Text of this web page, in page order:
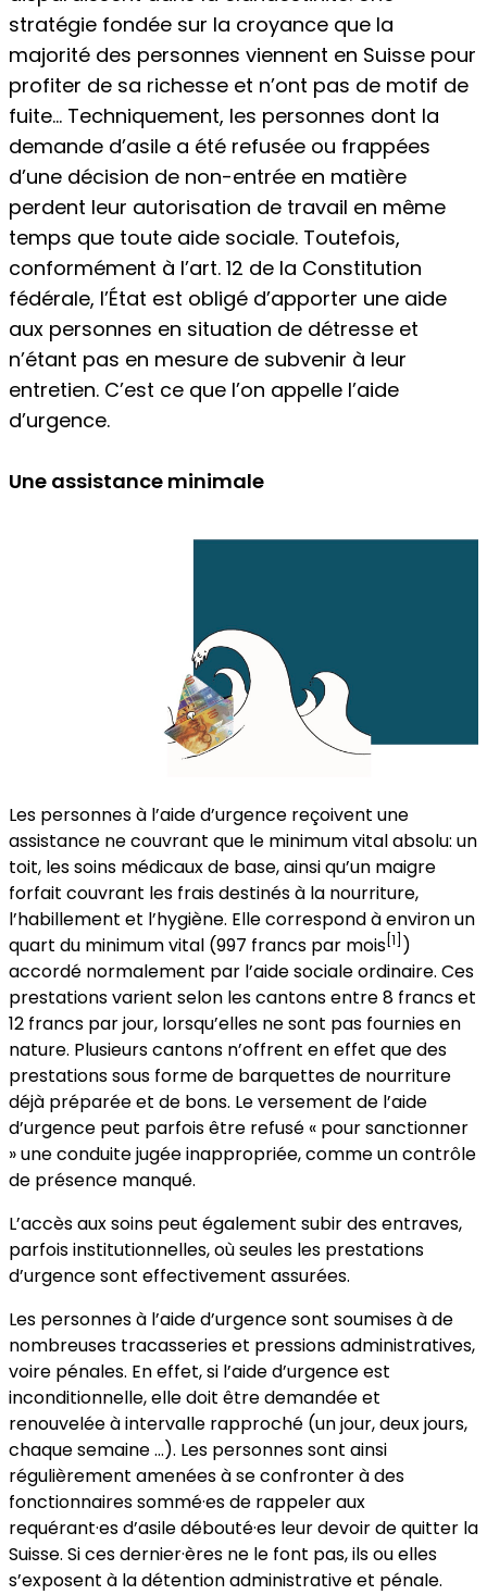
stratégie fondée sur la croyance que la
majorité des personnes viennent en Suisse pour
profiter de sa richesse et n’ont pas de motif de
fuite… Techniquement, les personnes dont la
demande d’asile a été refusée ou frappées
d’une décision de non-entrée en matière
perdent leur autorisation de travail en même
temps que toute aide sociale. Toutefois,
conformément à l’art. 12 de la Constitution
fédérale, l’État est obligé d’apporter une aide
aux personnes en situation de détresse et
n’étant pas en mesure de subvenir à leur
entretien. C’est ce que l’on appelle l’aide
d’urgence.
Une assistance minimale
Les personnes à l’aide d’urgence reçoivent une
assistance ne couvrant que le minimum vital absolu: un
toit, les soins médicaux de base, ainsi qu’un maigre
forfait couvrant les frais destinés à la nourriture,
l’habillement et l’hygiène. Elle correspond à environ un
quart du minimum vital (997 francs par mois [1] )
accordé normalement par l’aide sociale ordinaire. Ces
prestations varient selon les cantons entre 8 francs et
12 francs par jour, lorsqu’elles ne sont pas fournies en
nature. Plusieurs cantons n’offrent en effet que des
prestations sous forme de barquettes de nourriture
déjà préparée et de bons. Le versement de l’aide
d’urgence peut parfois être refusé « pour sanctionner
» une conduite jugée inappropriée, comme un contrôle
de présence manqué.
L’accès aux soins peut également subir des entraves,
parfois institutionnelles, où seules les prestations
d’urgence sont effectivement assurées.
Les personnes à l’aide d’urgence sont soumises à de
nombreuses tracasseries et pressions administratives,
voire pénales. En effet, si l’aide d’urgence est
inconditionnelle, elle doit être demandée et
renouvelée à intervalle rapproché (un jour, deux jours,
chaque semaine …). Les personnes sont ainsi
régulièrement amenées à se confronter à des
fonctionnaires sommé·es de rappeler aux
requérant·es d’asile débouté·es leur devoir de quitter la
Suisse. Si ces dernier·ères ne le font pas, ils ou elles
s’exposent à la détention administrative et pénale.